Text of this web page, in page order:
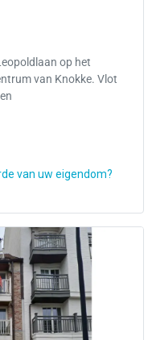
op het
van Knokke. Vlot